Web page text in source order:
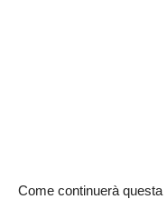
Come continuerà